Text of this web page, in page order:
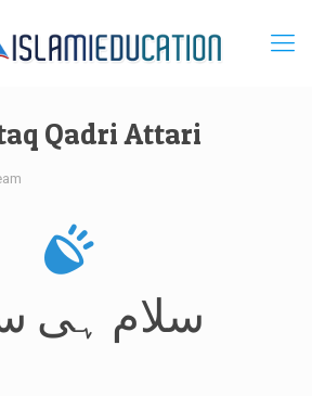
Qadri Attari
سلام ہی